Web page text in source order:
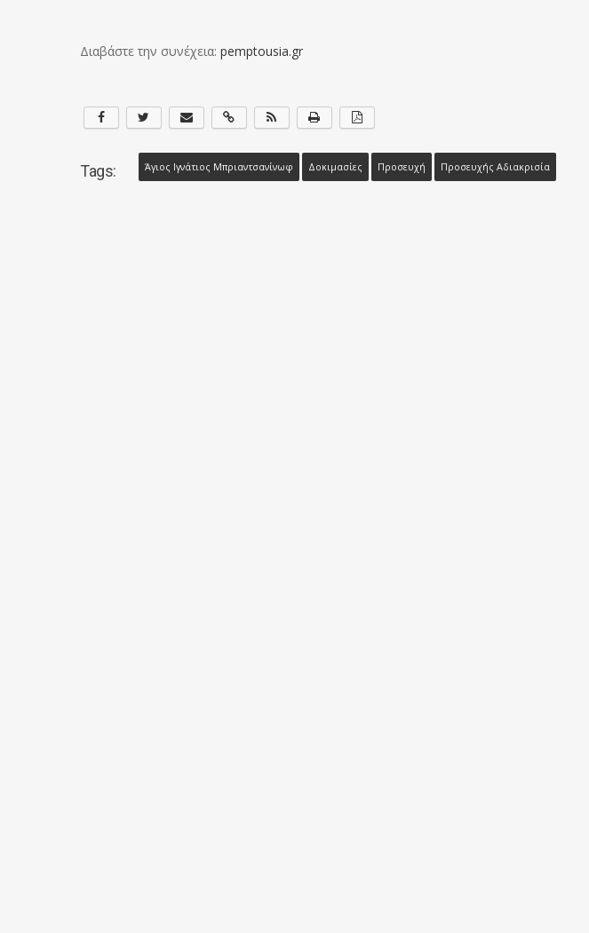
Διαβάστε την συνέχεια: pemptousia.gr
Tags: Άγιος Ιγνάτιος Μπριαντσανίνωφ Δοκιμασίες Προσευχή Προσευχής Αδιακρισία